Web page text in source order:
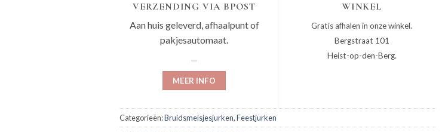
VERZENDING VIA BPOST
Aan huis geleverd, afhaalpunt of
pakjesautomaat.
MEER INFO
WINKEL
Gratis afhalen in onze winkel.
Bergstraat 101
Heist-op-den-Berg.
Categorieën:Bruidsmeisjesjurken,Feestjurken